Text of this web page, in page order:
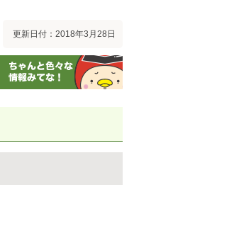
更新日付：2018年3月28日